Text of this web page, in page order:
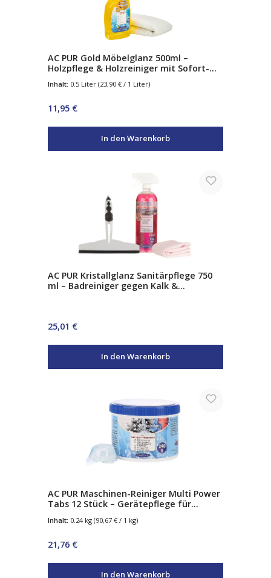
AC PUR Gold Möbelglanz 500ml –
Holzpflege & Holzreiniger mit Sofort-
Möbel, Parkett & Antiquitäten
Inhalt: 0.5 Liter (23,90 € / 1 Liter)
Regulärer Preis:
11,95 €
In den Warenkorb
AC PUR Kristallglanz Sanitärpflege 750
ml – Badreiniger gegen Kalk &
Regulärer Preis:
25,01 €
In den Warenkorb
AC PUR Maschinen-Reiniger Multi Power
Tabs 12 Stück – Gerätepflege für
entfernt Kalk, Fett & Ablagerungen
Inhalt: 0.24 kg (90,67 € / 1 kg)
Regulärer Preis:
21,76 €
In den Warenkorb